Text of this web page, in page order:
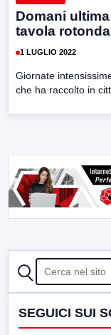
Domani
tavola
1 LUGLIO 2022
Giornate
che ha raccolto in
CERCA
SEGUICI SUI